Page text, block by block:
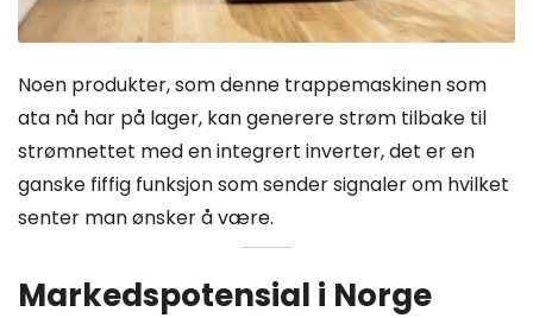
Noen produkter, som denne trappemaskinen som
ata nå har på lager, kan generere strøm tilbake til
strømnettet med en integrert inverter, det er en
ganske fiffig funksjon som sender signaler om hvilket
senter man ønsker å være.
Markedspotensial i Norge